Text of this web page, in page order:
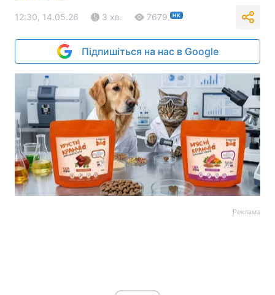
12:30, 14.05.26 3 хв. 7679 НК
Підпишіться на нас в Google
Реклама